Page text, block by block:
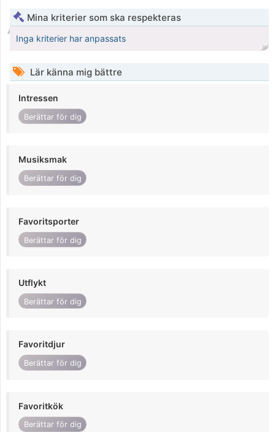
Mina kriterier som ska respekteras
Inga kriterier har anpassats
Lär känna mig bättre
Intressen
Berättar för dig
Musiksmak
Berättar för dig
Favoritsporter
Berättar för dig
Utflykt
Berättar för dig
Favoritdjur
Berättar för dig
Favoritkök
Berättar för dig